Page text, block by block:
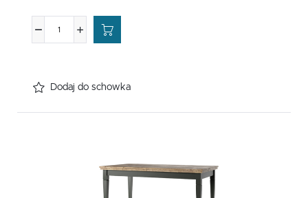
Dodaj do schowka